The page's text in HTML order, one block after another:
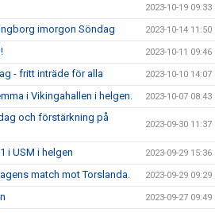
2023-10-19 09:33
imorgon Söndag 2023-10-14 11:50
2023-10-11 09:46
- fritt inträde för alla 2023-10-10 14:07
i Vikingahallen i helgen. 2023-10-07 08:43
och förstärkning på
2023-09-30 11:37
i USM i helgen 2023-09-29 15:36
match mot Torslanda. 2023-09-29 09:29
2023-09-27 09:49